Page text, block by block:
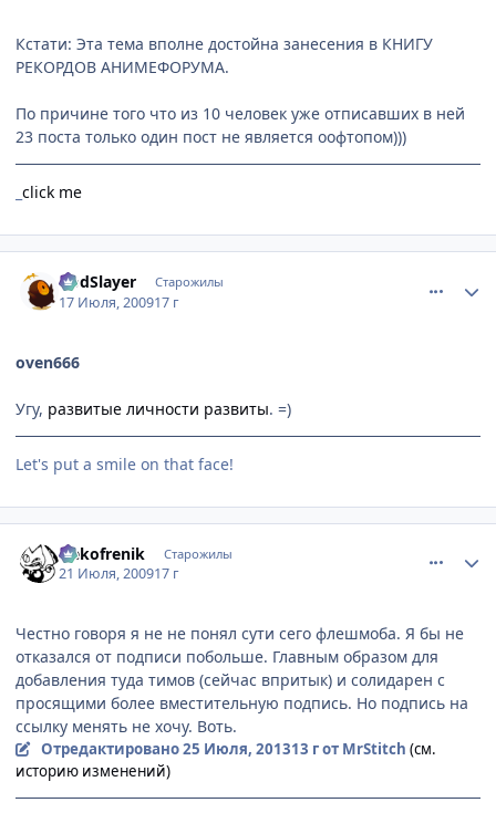
Кстати: Эта тема вполне достойна занесения в КНИГУ
РЕКОРДОВ АНИМЕФОРУМА.
По причине того что из 10 человек уже отписавших в ней
23 поста только один пост не является оофтопом)))
click me
GodSlayer Старожилы
17 Июля, 200917 г
oven666
Угу, развитые личности развиты. =)
Let's put a smile on that face!
Nekofrenik Старожилы
21 Июля, 200917 г
Честно говоря я не не понял сути сего флешмоба. Я бы не
отказался от подписи побольше. Главным образом для
добавления туда тимов (сейчас впритык) и солидарен с
проcящими более вместительную подпись. Но подпись на
ссылку менять не хочу. Воть.
Отредактировано25 Июля, 201313 гот MrStitch (см.
историю изменений)